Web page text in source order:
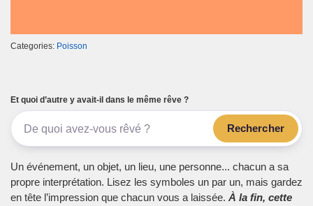
Categories: Poisson
Et quoi d’autre y avait-il dans le même rêve ?
Rechercher
Un événement, un objet, un lieu, une personne... chacun a sa
propre interprétation. Lisez les symboles un par un, mais gardez
en tête l’impression que chacun vous a laissée. À la fin, cette